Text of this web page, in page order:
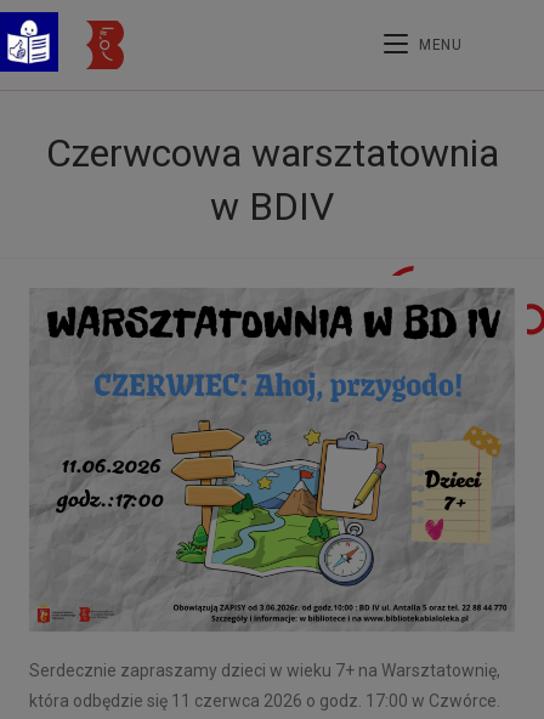
MENU
Czerwcowa warsztatownia
w BDIV
Serdecznie zapraszamy dzieci w wieku 7+ na Warsztatownię,
która odbędzie się 11 czerwca 2026 o godz. 17:00 w Czwórce.